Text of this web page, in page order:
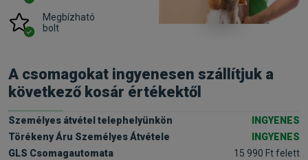
Megbízható
bolt
A csomagokat ingyenesen szállítjuk a
következő kosár értékektől
Személyes átvétel telephelyünkön
INGYENES
Törékeny Áru Személyes Átvétele
INGYENES
GLS Csomagautomata
15 990 Ft felett